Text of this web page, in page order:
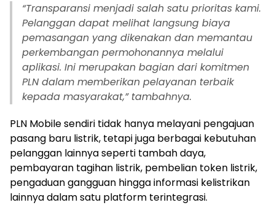
“Transparansi menjadi salah satu prioritas kami.
Pelanggan dapat melihat langsung biaya
pemasangan yang dikenakan dan memantau
perkembangan permohonannya melalui
aplikasi. Ini merupakan bagian dari komitmen
PLN dalam memberikan pelayanan terbaik
kepada masyarakat,” tambahnya.
PLN Mobile sendiri tidak hanya melayani pengajuan
pasang baru listrik, tetapi juga berbagai kebutuhan
pelanggan lainnya seperti tambah daya,
pembayaran tagihan listrik, pembelian token listrik,
pengaduan gangguan hingga informasi kelistrikan
lainnya dalam satu platform terintegrasi.